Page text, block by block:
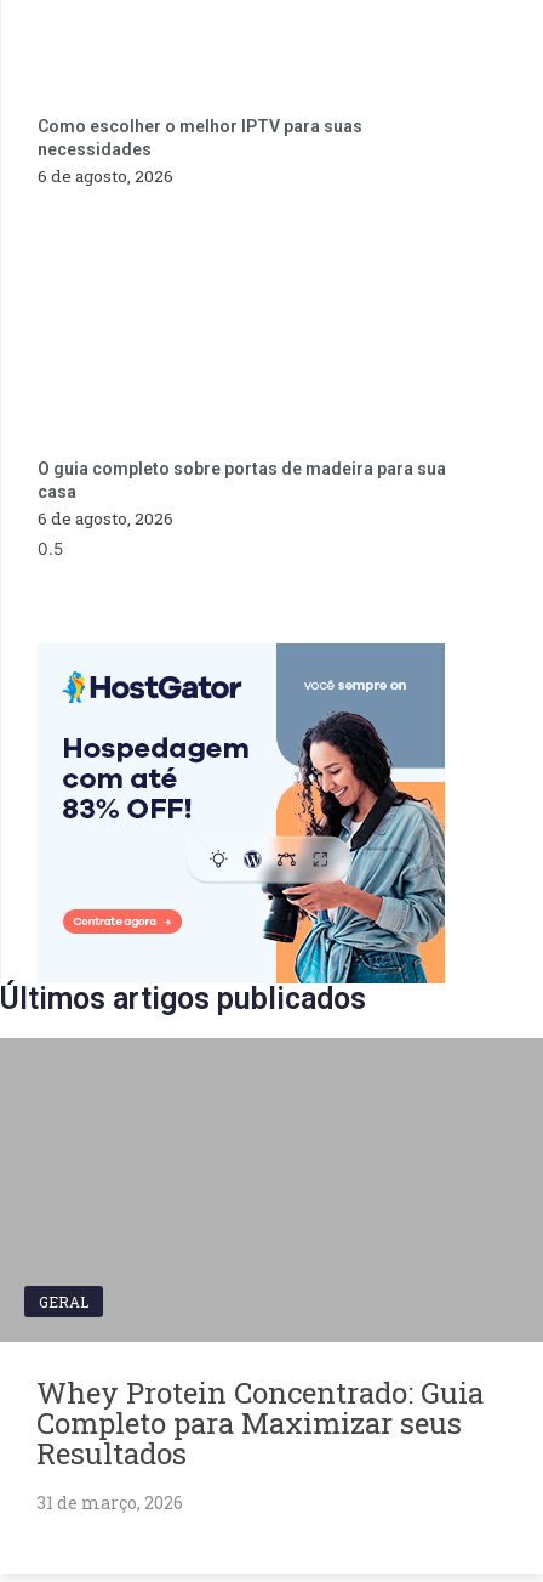
Como escolher o melhor IPTV para suas
necessidades
6 de agosto, 2026
O guia completo sobre portas de madeira para sua
casa
6 de agosto, 2026
Últimos artigos publicados​
GERAL
Whey Protein Concentrado: Guia
Completo para Maximizar seus
Resultados
31 de março, 2026